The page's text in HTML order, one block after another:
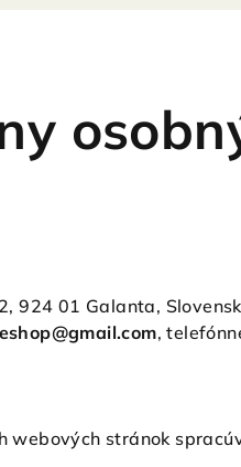
924 01 Galanta,
,
stránok